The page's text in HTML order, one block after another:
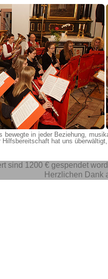
bewegte in jeder Beziehung,
hat uns
sind 1200 € gespendet
Herzlichen Dank